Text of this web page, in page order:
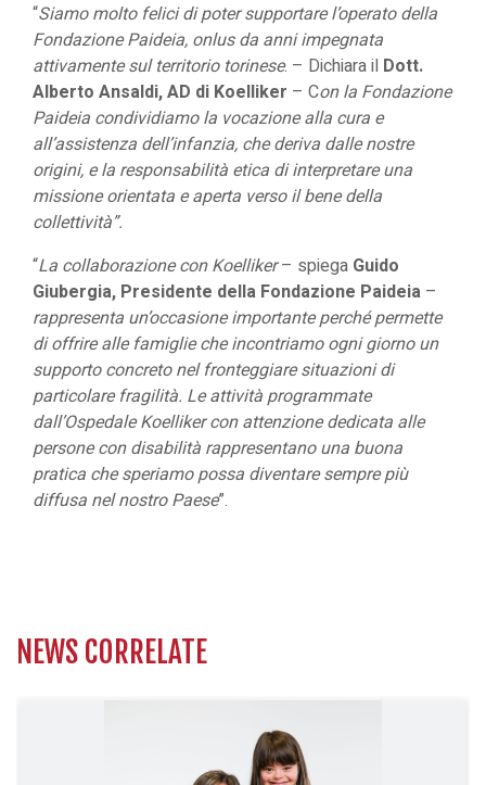
“Siamo molto felici di poter supportare l’operato della
Fondazione Paideia, onlus da anni impegnata
attivamente sul territorio torinese. – Dichiara il Dott.
Alberto Ansaldi, AD di Koelliker – Con la Fondazione
Paideia condividiamo la vocazione alla cura e
all’assistenza dell’infanzia, che deriva dalle nostre
origini, e la responsabilità etica di interpretare una
missione orientata e aperta verso il bene della
collettività”.
“La collaborazione con Koelliker– spiega Guido
Giubergia, Presidente della Fondazione Paideia –
rappresenta un’occasione importante perché permette
di offrire alle famiglie che incontriamo ogni giorno un
supporto concreto nel fronteggiare situazioni di
particolare fragilità. Le attività programmate
dall’Ospedale Koelliker con attenzione dedicata alle
persone con disabilità rappresentano una buona
pratica che speriamo possa diventare sempre più
diffusa nel nostro Paese”.
NEWS CORRELATE